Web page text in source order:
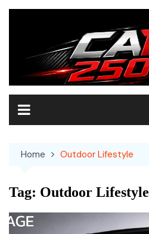
Skip
Home Outdoor Lifestyle
Tag: Outdoor Lifestyle